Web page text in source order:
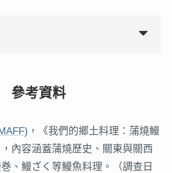
參考資料
，《我們的鄉土料理：蒲燒鰻
內容涵蓋蒲燒歷史、關東與關西
、鰻ざく等鰻魚料理。（調查日